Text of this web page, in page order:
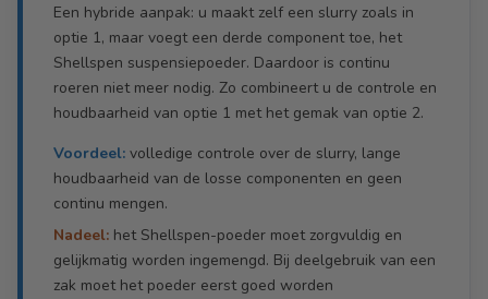
Een hybride aanpak: u maakt zelf een slurry zoals in
optie 1, maar voegt een derde component toe, het
Shellspen suspensiepoeder. Daardoor is continu
roeren niet meer nodig. Zo combineert u de controle en
houdbaarheid van optie 1 met het gemak van optie 2.
Voordeel: volledige controle over de slurry, lange
houdbaarheid van de losse componenten en geen
continu mengen.
Nadeel: het Shellspen-poeder moet zorgvuldig en
gelijkmatig worden ingemengd. Bij deelgebruik van een
zak moet het poeder eerst goed worden